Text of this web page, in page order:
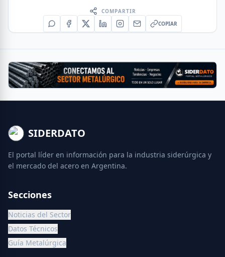
COMPARTIR
COPIAR
SIDERDATO
El portal líder en información para la industria siderúrgica y
el mercado del acero en Argentina.
Secciones
Noticias del Sector
Datos Técnicos
Guía Metalúrgica